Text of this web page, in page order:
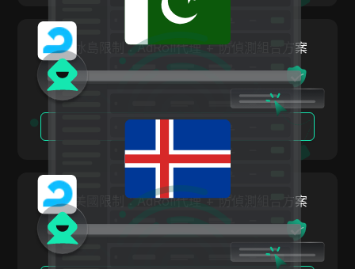
TikTok
TikTok Ads
TransferWise
Twitter/X
Upwork
Venmo
繞過冰島限制：AdRoll代理 + 防偵測組合方案
繞過美國限制：AdRoll代理 + 防偵測組合方案